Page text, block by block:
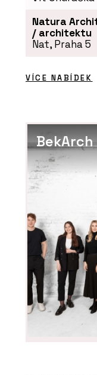
Natura
/ architektu
Nat, Praha 5
VÍCE NABÍDEK
BekArch